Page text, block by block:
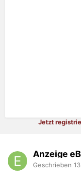
Jetzt
Anzeige
Geschrieben